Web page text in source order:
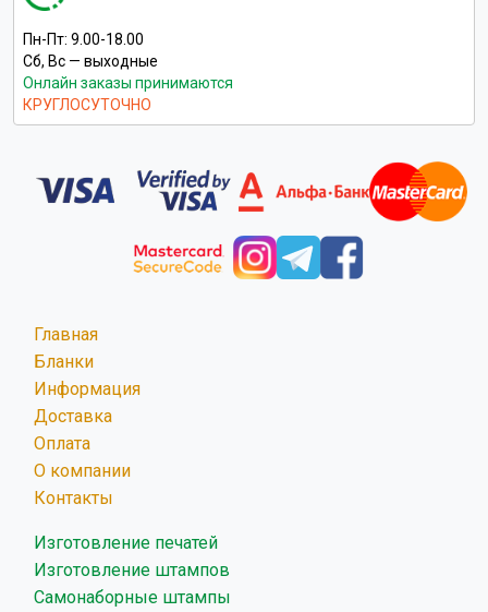
Пн-Пт: 9.00-18.00
Сб, Вс — выходные
Онлайн заказы принимаются
КРУГЛОСУТОЧНО
Главная
Бланки
Информация
Доставка
Оплата
О компании
Контакты
Изготовление печатей
Изготовление штампов
Самонаборные штампы